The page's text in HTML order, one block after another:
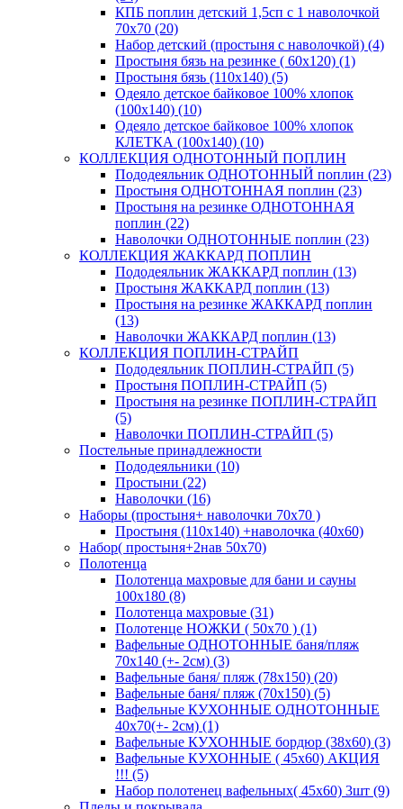
КПБ поплин детский 1,5сп с 1 наволочкой
70х70 (20)
Набор детский (простыня с наволочкой) (4)
Простыня бязь на резинке ( 60х120) (1)
Простыня бязь (110х140) (5)
Одеяло детское байковое 100% хлопок
(100х140) (10)
Одеяло детское байковое 100% хлопок
КЛЕТКА (100х140) (10)
КОЛЛЕКЦИЯ ОДНОТОННЫЙ ПОПЛИН
Пододеяльник ОДНОТОННЫЙ поплин (23)
Простыня ОДНОТОННАЯ поплин (23)
Простыня на резинке ОДНОТОННАЯ
поплин (22)
Наволочки ОДНОТОННЫЕ поплин (23)
КОЛЛЕКЦИЯ ЖАККАРД ПОПЛИН
Пододеяльник ЖАККАРД поплин (13)
Простыня ЖАККАРД поплин (13)
Простыня на резинке ЖАККАРД поплин
(13)
Наволочки ЖАККАРД поплин (13)
КОЛЛЕКЦИЯ ПОПЛИН-СТРАЙП
Пододеяльник ПОПЛИН-СТРАЙП (5)
Простыня ПОПЛИН-СТРАЙП (5)
Простыня на резинке ПОПЛИН-СТРАЙП
(5)
Наволочки ПОПЛИН-СТРАЙП (5)
Постельные принадлежности
Пододеяльники (10)
Простыни (22)
Наволочки (16)
Наборы (простыня+ наволочки 70х70 )
Простыня (110х140) +наволочка (40х60)
Набор( простыня+2нав 50х70)
Полотенца
Полотенца махровые для бани и сауны
100х180 (8)
Полотенца махровые (31)
Полотенце НОЖКИ ( 50х70 ) (1)
Вафельные ОДНОТОННЫЕ баня/пляж
70х140 (+- 2см) (3)
Вафельные баня/ пляж (78х150) (20)
Вафельные баня/ пляж (70х150) (5)
Вафельные КУХОННЫЕ ОДНОТОННЫЕ
40х70(+- 2см) (1)
Вафельные КУХОННЫЕ бордюр (38х60) (3)
Вафельные КУХОННЫЕ ( 45х60) АКЦИЯ
!!! (5)
Набор полотенец вафельных( 45х60) 3шт (9)